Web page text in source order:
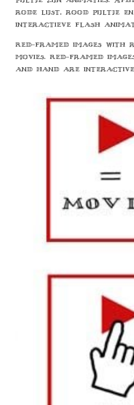
rode lijst, rood pijltje en
interactieve flash
Red-framed images
movies. Red-framed
and hand are